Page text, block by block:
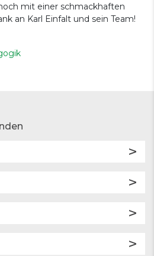
mit einer schmackhaften
an Karl Einfalt und sein Team!